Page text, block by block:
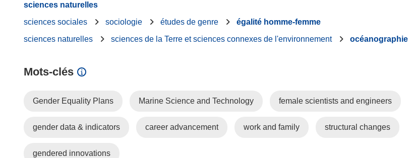
sciences naturelles
sciences sociales
sociologie études de genre
égalité homme-femme
sciences naturelles
sciences de la Terre et sciences connexes de l'environnement océanographie
Mots‑clés
Gender Equality Plans Marine Science and Technology female scientists and engineers
gender data & indicators career advancement work and family structural changes
gendered innovations